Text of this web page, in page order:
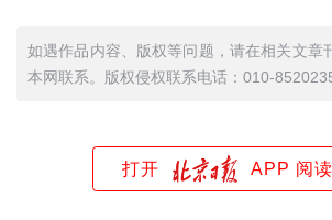
如遇作品内容、版权等问题，请在相关文章
本网联系。版权侵权联系电话：010-
打开 APP 阅